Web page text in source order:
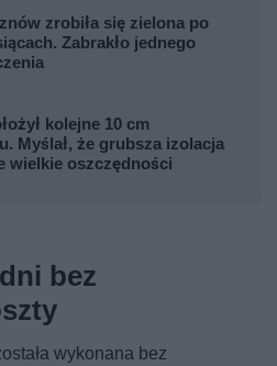
zrobiła się zielona po
Zabrakło jednego
kolejne 10 cm
Myślał, że grubsza izolacja
wielkie oszczędności
bez
wykonana bez